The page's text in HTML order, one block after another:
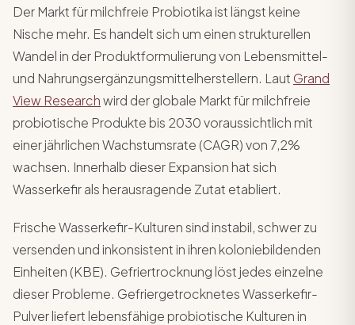
Der Markt für milchfreie Probiotika ist längst keine
Nische mehr. Es handelt sich um einen strukturellen
Wandel in der Produktformulierung von Lebensmittel-
und Nahrungsergänzungsmittelherstellern. Laut Grand
View Researchwird der globale Markt für milchfreie
probiotische Produkte bis 2030 voraussichtlich mit
einer jährlichen Wachstumsrate (CAGR) von 7,2%
wachsen. Innerhalb dieser Expansion hat sich
Wasserkefir als herausragende Zutat etabliert.
Frische Wasserkefir-Kulturen sind instabil, schwer zu
versenden und inkonsistent in ihren koloniebildenden
Einheiten (KBE). Gefriertrocknung löst jedes einzelne
dieser Probleme. Gefriergetrocknetes Wasserkefir-
Pulver liefert lebensfähige probiotische Kulturen in